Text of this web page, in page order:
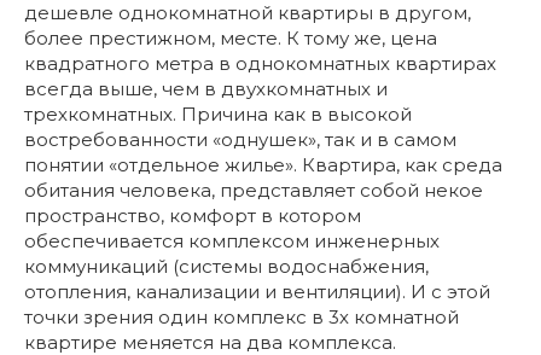
дешевле однокомнатной квартиры в другом,
более престижном, месте. К тому же, цена
квадратного метра в однокомнатных квартирах
всегда выше, чем в двухкомнатных и
трехкомнатных. Причина как в высокой
востребованности «однушек», так и в самом
понятии «отдельное жилье». Квартира, как среда
обитания человека, представляет собой некое
пространство, комфорт в котором
обеспечивается комплексом инженерных
коммуникаций (системы водоснабжения,
отопления, канализации и вентиляции). И с этой
точки зрения один комплекс в 3х комнатной
квартире меняется на два комплекса.